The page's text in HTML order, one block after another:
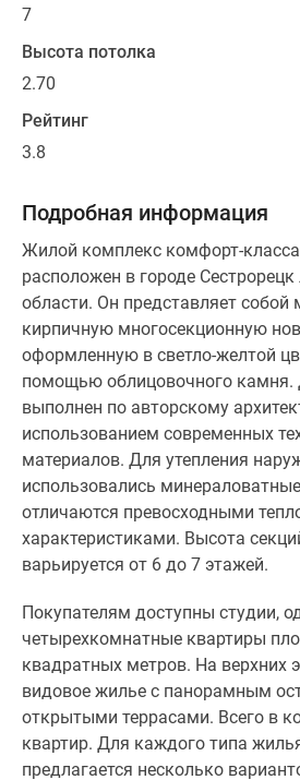
двух-,
трех-
и
квартиры
площадью
25
124
квадратных
метров.
На
верхних
этажах
расположено
видовое
жилье
с
панорамным
остеклением
и
открытыми
террасами.
Всего
в
комплексе
140
квартир.
7
Высота потолка
2.70
Рейтинг
3.8
Подробная информация
Жилой комплекс комфорт-
расположен в городе
области. Он представляет собой
кирпичную многосекционную
оформленную в светло-желтой
помощью облицовочного камня.
выполнен по авторскому
использованием современных
материалов. Для утепления
использовались
отличаются превосходными
характеристиками. Высота
варьируется от 6 до 7 этажей.
Покупателям доступны студии,
четырехкомнатные квартиры
квадратных метров. На верхних
видовое жилье с панорамным
открытыми террасами. Всего в
квартир. Для каждого типа
предлагается несколько